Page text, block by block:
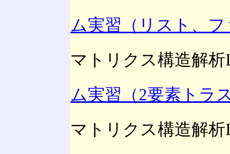
ム実習（リスト、
マトリクス構造解
ム実習（2要素トラ
マトリクス構造解